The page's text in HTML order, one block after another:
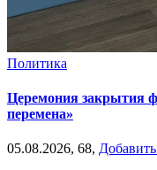
Политика
Церемония закрытия
перемена»
05.08.2026, 68,